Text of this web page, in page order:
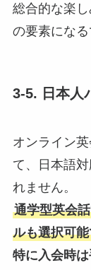
総合的な楽
の要素になる
3-5. 日本人
オンライン
て、日本語
れません。
通学型英会
ルも選択可
特に入会時